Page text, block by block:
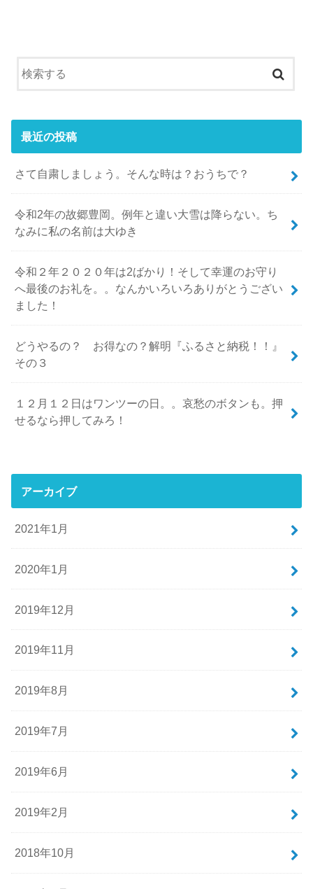
最近の投稿
さて自粛しましょう。そんな時は？おうちで？
令和2年の故郷豊岡。例年と違い大雪は降らない。ち
なみに私の名前は大ゆき
令和２年２０２０年は2ばかり！そして幸運のお守り
へ最後のお礼を。。なんかいろいろありがとうござい
ました！
どうやるの？ お得なの？解明『ふるさと納税！！』
その３
１２月１２日はワンツーの日。。哀愁のボタンも。押
せるなら押してみろ！
アーカイブ
2021年1月
2020年1月
2019年12月
2019年11月
2019年8月
2019年7月
2019年6月
2019年2月
2018年10月